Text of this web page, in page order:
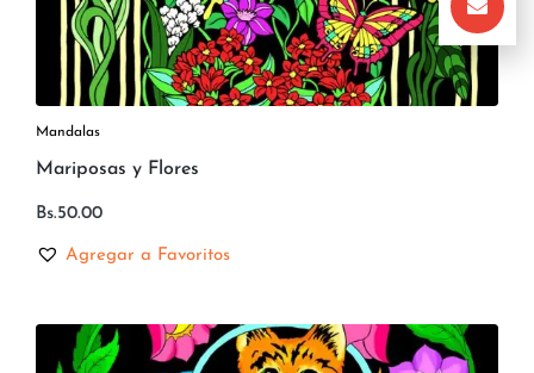
Mandalas
Mariposas y Flores
Bs.50.00
Agregar a Favoritos